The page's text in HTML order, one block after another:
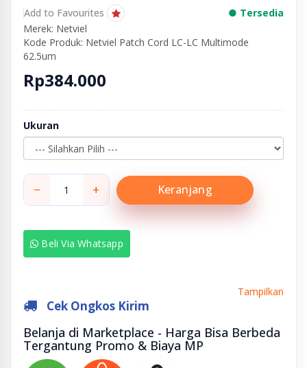
Add to Favourites
● Tersedia
Merek: Netviel
Kode Produk: Netviel Patch Cord LC-LC Multimode
62.5um
Rp384.000
Ukuran
− + Keranjang
Beli Via Whatsapp
Cek Ongkos Kirim
Tampilkan
Belanja di Marketplace - Harga Bisa Berbeda
Tergantung Promo & Biaya MP